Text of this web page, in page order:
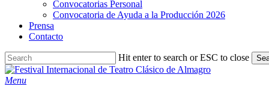
Convocatorias Personal
Convocatoria de Ayuda a la Producción 2026
Prensa
Contacto
Hit enter to search or ESC to close
Close
Search
search
Menu